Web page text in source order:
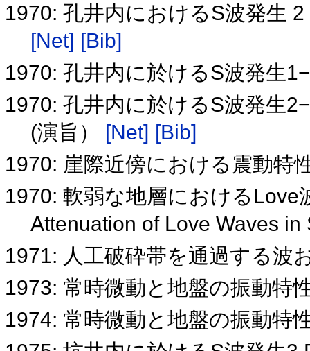
1970: 孔井内におけるS波発生
[Net] [Bib]
1970: 孔井内に於けるS波発生
1970: 孔井内に於けるS波発生
(演旨） [Net] [Bib]
1970: 崖際近傍における震動特
1970: 軟弱な地層におけるLove
Attenuation of Love Waves
1971: 人工破砕帯を通過する波
1973: 常時微動と地盤の振動特
1974: 常時微動と地盤の振動特